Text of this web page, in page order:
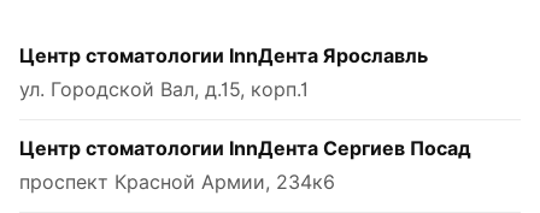
Центр стоматологии InnДента Ярославль
ул. Городской Вал, д.15, корп.1
Центр стоматологии InnДента Сергиев Посад
проспект Красной Армии, 234к6